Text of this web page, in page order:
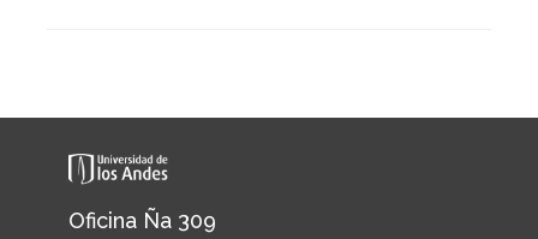
Oficina Ña 309